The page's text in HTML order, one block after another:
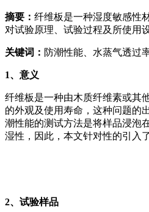
摘要： 纤维板是一种湿度敏感性
对试验原理、试验过程及所使用
关键词： 防潮性能、水蒸气透过
1、意义
纤维板是一种由木质纤维素或其
的外观及使用寿命，这种问题的
潮性能的测试方法是将样品浸泡
湿性，因此，本文针对性的引入
2、试验样品